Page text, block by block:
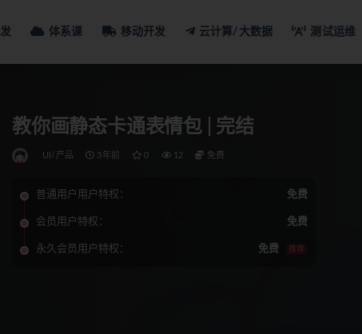
体系课 移动开发 云计算/大数据 测试运维
教你画静态卡通表情包 | 完结
UI/产品 3年前 0 12 免费
普通用户用户特权： 免费
会员用户特权： 免费
永久会员用户特权： 免费 推荐